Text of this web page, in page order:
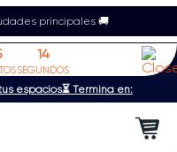
principales 🚚
espacios⏳ Termina en:
14
SEGUNDOS